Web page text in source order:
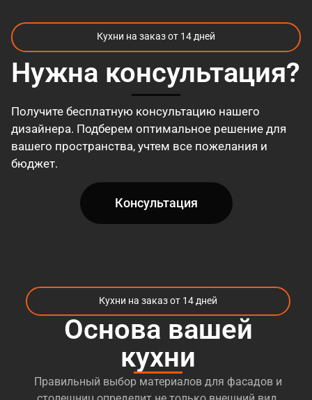
Кухни на заказ от 14 дней
Нужна консультация?
Получите бесплатную консультацию нашего
дизайнера. Подберем оптимальное решение для
вашего пространства, учтем все пожелания и
бюджет.
Консультация
Кухни на заказ от 14 дней
Основа вашей
кухни
Правильный выбор материалов для фасадов и